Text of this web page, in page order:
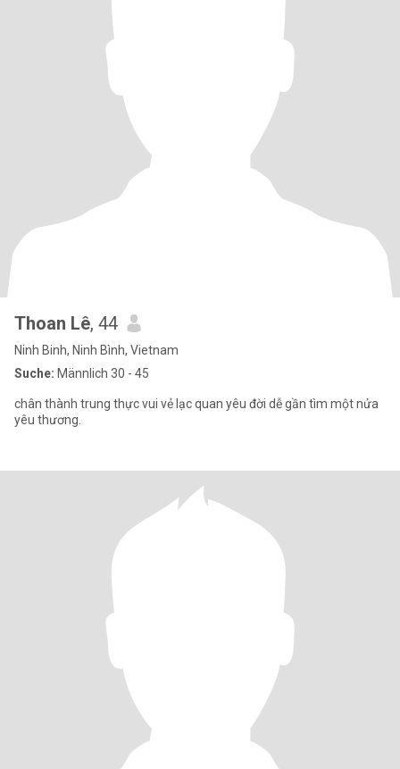
Thoan Lê, 44
Ninh Binh, Ninh Bình, Vietnam
Suche: Männlich 30 - 45
chân thành trung thực vui vẻ lạc quan yêu đời dễ gần tìm một nửa
yêu thương.